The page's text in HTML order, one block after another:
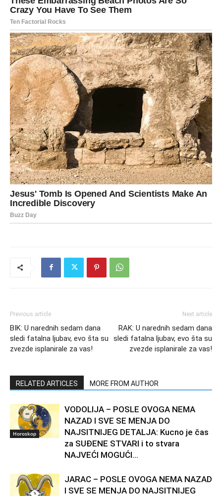
Previous article
BIK: U narednih sedam dana
sledi fatalna ljubav, evo šta su
zvezde isplanirale za vas!
Next article
RAK: U narednih sedam dana
sledi fatalna ljubav, evo šta su
zvezde isplanirale za vas!
RELATED ARTICLES MORE FROM AUTHOR
Horoskop
VODOLIJA – POSLE OVOGA NEMA
NAZAD I SVE SE MENJA DO
NAJSITNIJEG DETALJA: Kucno je čas
za SUĐENE STVARI i to stvara
NAJVEĆI MOGUĆI...
JARAC – POSLE OVOGA NEMA NAZAD
I SVE SE MENJA DO NAJSITNIJEG